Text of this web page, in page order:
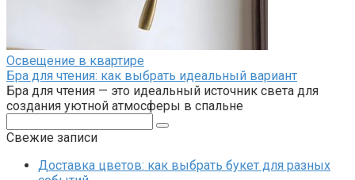
Освещение в квартире
Бра для чтения: как выбрать идеальный вариант
Бра для чтения — это идеальный источник света для
создания уютной атмосферы в спальне
Свежие записи
Доставка цветов: как выбрать букет для разных